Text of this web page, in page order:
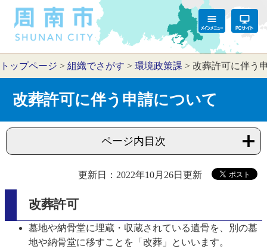
トップページ > 組織でさがす > 環境政策課 > 改葬許可に伴う
改葬許可に伴う申請について
ページ内目次
更新日：2022年10月26日更新
改葬許可
墓地や納骨堂に埋蔵・収蔵されている遺骨を、別の墓
地や納骨堂に移すことを「改葬」といいます。